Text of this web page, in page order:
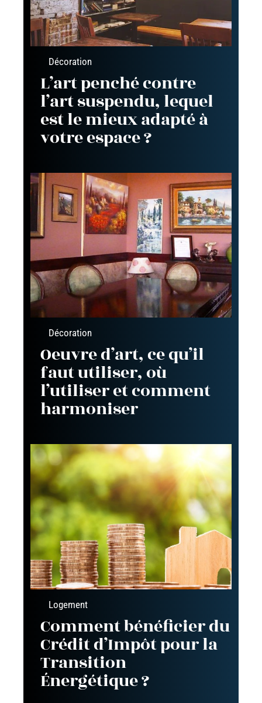
Décoration
L’art penché contre
l’art suspendu, lequel
est le mieux adapté à
votre espace ?
Décoration
Oeuvre d’art, ce qu’il
faut utiliser, où
l’utiliser et comment
harmoniser
Logement
Comment bénéficier du
Crédit d’Impôt pour la
Transition
Énergétique ?